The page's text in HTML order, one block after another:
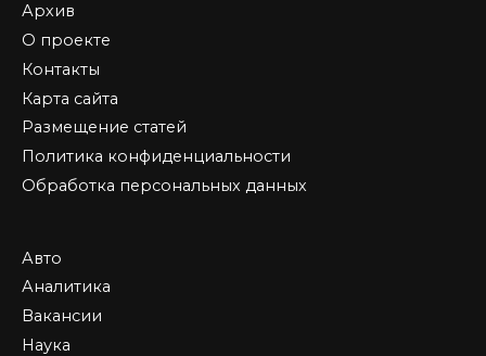
Архив
О проекте
Контакты
Карта сайта
Размещение статей
Политика конфиденциальности
Обработка персональных данных
Авто
Аналитика
Вакансии
Наука